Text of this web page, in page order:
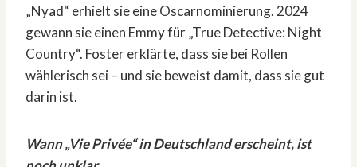
„Nyad“ erhielt sie eine Oscarnominierung. 2024
gewann sie einen Emmy für „True Detective: Night
Country“. Foster erklärte, dass sie bei Rollen
wählerisch sei – und sie beweist damit, dass sie gut
darin ist.
Wann „Vie Privée“ in Deutschland erscheint, ist